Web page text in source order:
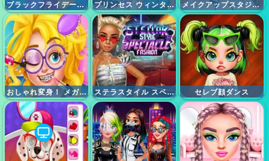
ブラックフライデーで買い物をします プリンセス ウィンター アイススケートの衣装 メイクアップスタジオハロウィン
おしゃれ変身！ メガネ女子メイクサロン ステラスタイル スペクタクル セレブ顔ダンス